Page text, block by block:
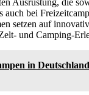
Ausrüstung, die
auch bei
setzen auf
und Camping-
in